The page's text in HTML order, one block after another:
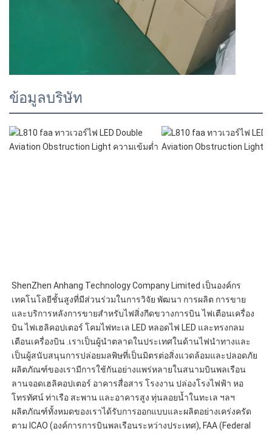
ข้อมูลบริษัท
ShenZhen Anhang Technology Company Limited เป็นองค์กร
เทคโนโลยีชั้นสูงที่มีส่วนร่วมในการวิจัย พัฒนา การผลิต การขาย
และบริการหลังการขายสำหรับไฟสิ่งกีดขวางการบิน ไฟเตือนเครื่อง
บิน ไฟเฮลิคอปเตอร์ โคมไฟทะเล LED หลอดไฟ LED และทรงกลม
เตือนเครื่องบิน .เราเป็นผู้นำตลาดในประเทศในด้านไฟนำทางและ
เป็นผู้สนับสนุนการปล่อยมลพิษที่เป็นมิตรต่อสิ่งแวดล้อมและปลอดภัย
ผลิตภัณฑ์ของเรามีการใช้กันอย่างแพร่หลายในสนามบินพลเรือน
ลานจอดเฮลิคอปเตอร์ อาคารสื่อสาร โรงงาน ปล่องโรงไฟฟ้า หอ
โทรทัศน์ ท่าเรือ สะพาน และอาคารสูง ทุ่นลอยน้ำในทะเล ฯลฯ
ผลิตภัณฑ์ทั้งหมดของเราได้รับการออกแบบและผลิตอย่างเคร่งครัด
ตาม ICAO (องค์การการบินพลเรือนระหว่างประเทศ), FAA (Federal